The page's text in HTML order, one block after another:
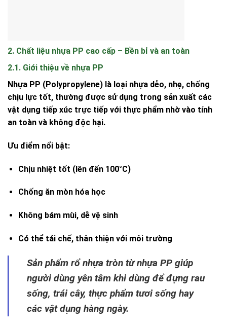
2. Chất liệu nhựa PP cao cấp – Bền bỉ và an toàn
2.1. Giới thiệu về nhựa PP
Nhựa PP (Polypropylene) là loại nhựa dẻo, nhẹ, chống
chịu lực tốt, thường được sử dụng trong sản xuất các
vật dụng tiếp xúc trực tiếp với thực phẩm nhờ vào tính
an toàn và không độc hại.
Ưu điểm nổi bật:
Chịu nhiệt tốt (lên đến 100°C)
Chống ăn mòn hóa học
Không bám mùi, dễ vệ sinh
Có thể tái chế, thân thiện với môi trường
Sản phẩm rổ nhựa tròn từ nhựa PP giúp
người dùng yên tâm khi dùng để đựng rau
sống, trái cây, thực phẩm tươi sống hay
các vật dụng hàng ngày.